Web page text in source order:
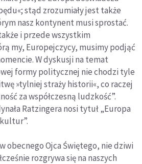
stąd zrozumiały jest także
nasz kontynent musi sprostać.
i przede wszystkim
my, Europejczycy, musimy podjąć
W dyskusji na temat
formy politycznej nie chodzi tyle
»tylniej straży historii«, co raczej
za współczesną ludzkość”.
Ratzingera nosi tytuł „Europa
obecnego Ojca Świętego, nie dziwi
rozgrywa się na naszych